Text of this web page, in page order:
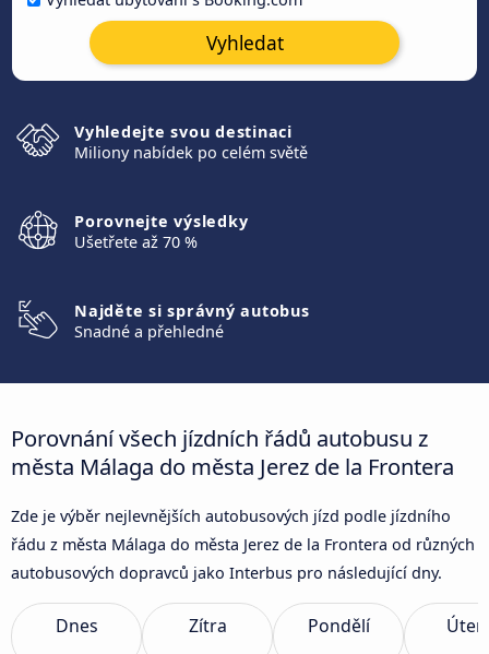
Vyhledat
Vyhledejte svou destinaci
Miliony nabídek po celém světě
Porovnejte výsledky
Ušetřete až 70 %
Najděte si správný autobus
Snadné a přehledné
Porovnání všech jízdních řádů autobusu z
města Málaga do města Jerez de la Frontera
Zde je výběr nejlevnějších autobusových jízd podle jízdního
řádu z města Málaga do města Jerez de la Frontera od různých
autobusových dopravců jako Interbus pro následující dny.
Dnes Zítra Pondělí